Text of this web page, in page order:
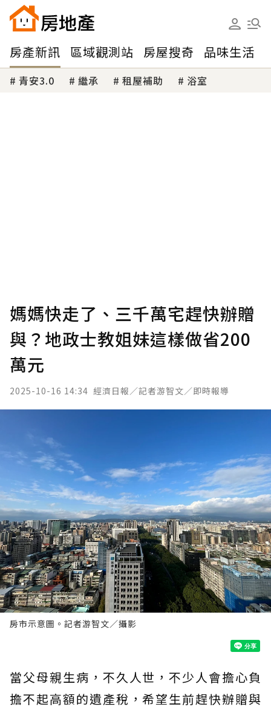
房產新訊 區域觀測站 房屋搜奇 品味生活
青安3.0 繼承 租屋補助 浴室
媽媽快走了、三千萬宅趕快辦贈
與？地政士教姐妹這樣做省200
萬元
2025-10-16 14:34 經濟日報／記者游智文／即時報導
房市示意圖。記者游智文／攝影
當父母親生病，不久人世，不少人會擔心負
擔不起高額的遺產稅，希望生前趕快辦贈與